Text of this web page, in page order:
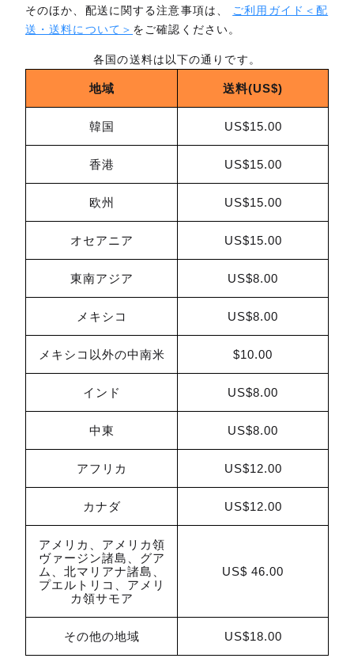
そのほか、配送に関する注意事項は、
ご利用ガイド＜配
送・送料について＞ をご確認ください。
各国の送料は以下の通りです。
地域 送料(US$)
韓国 US$15.00
香港 US$15.00
欧州 US$15.00
オセアニア US$15.00
東南アジア US$8.00
メキシコ US$8.00
メキシコ以外の中南米 $10.00
インド US$8.00
中東 US$8.00
アフリカ US$12.00
カナダ US$12.00
アメリカ、アメリカ領
ヴァージン諸島、グア
ム、北マリアナ諸島、
プエルトリコ、アメリ
カ領サモア
US$ 46.00
その他の地域 US$18.00